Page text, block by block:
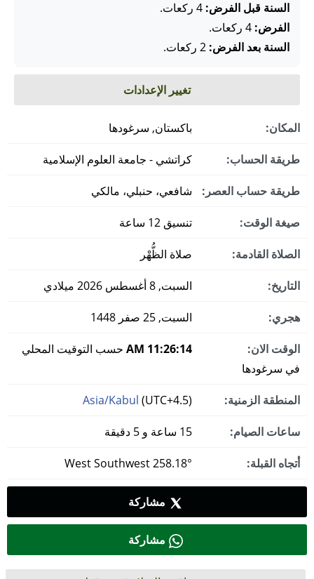
السنة قبل الفرض:
الفرض:
السنة بعد الفرض:
تغيير الإعدادات
المكان: باكستان, سرغودها
طريقة الحساب: كراتشي - جامعة العلوم الإسلامية
طريقة حساب العصر: شافعي، حنبلي، مالكي
صيغة الوقت: تنسيق 12 ساعة
الصلاة القادمة: صلاة الظُّهْر
التاريخ: السبت, 8 أغسطس 2026 ميلادي
هجري: السبت, 25 صفر 1448
الوقت الان: 11:26:14 AM
حسب التوقيت المحلي
في سرغودها
المنطقة الزمنية: Asia/Kabul (UTC+4.5)
ساعات الصيام:
أتجاه القبلة:
مشاركة
مشاركة